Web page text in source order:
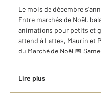
Le mois de décembre
Entre marchés de Noël,
animations pour petits et
attend à Lattes, Maurin et
du Marché de Noël 📅
Lire plus